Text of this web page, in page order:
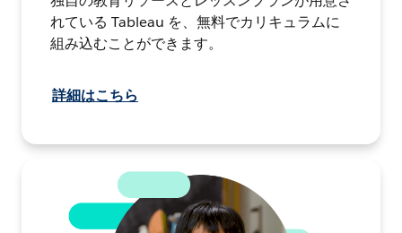
れている Tableau を、無料でカリキュラムに
組み込むことができます。
詳細はこちら